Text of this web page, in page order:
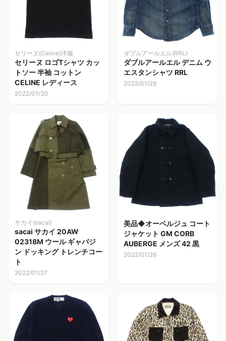
セリーヌ(Celine) 洋服
セリーヌ ロゴTシャツ カッ
トソー 半袖 コットン
CELINE レディース
2022/01/30
ダブルアールエル(RRL)
ダブルアールエル デニム ウ
エスタンシャツ RRL
2022/01/29
サカイ(sacai)
sacai サカイ 20AW
02318M ウール ギャバジ
ン ドッキング トレンチコー
ト
2022/01/27
美品◆オーベルジュ コート
ジャケット GM CORB
AUBERGE メンズ 42 黒
2022/01/26